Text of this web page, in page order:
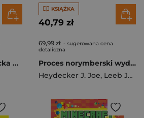
Wojna fińsko-sowiecka wyd. 2025
KSIĄŻKA
40,79 zł
69,99 zł - sugerowana cena
detaliczna
Proces norymberski wyd. 2026
Heydecker J. Joe, Leeb Johannes